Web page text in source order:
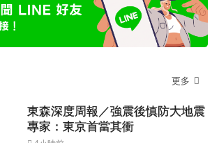
更多
東森深度周報／強震後慎防大地震
專家：東京首當其衝